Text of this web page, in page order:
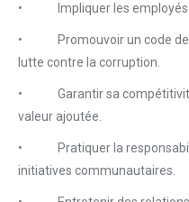
• Impliquer les
•
Promouvoir un code
lutte contre la corruption.
•
Garantir sa
valeur ajoutée.
•
Pratiquer la
initiatives communautaires.